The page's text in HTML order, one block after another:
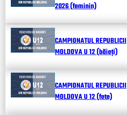
2026 (feminin)
CAMPIONATUL REPUBLICII
MOLDOVA U 12 (băieți)
CAMPIONATUL REPUBLICII
MOLDOVA U 12 (fete)